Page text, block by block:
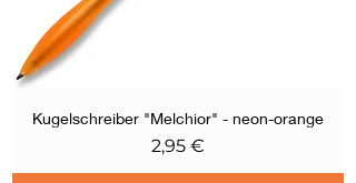
Kugelschreiber "Melchior" - neon-orange
Preis
2,95 €